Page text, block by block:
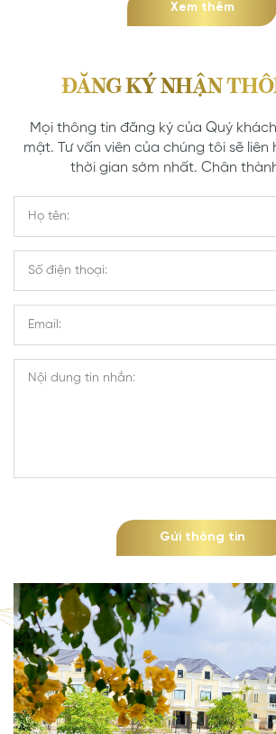
Xem thêm
ĐĂNG KÝ NHẬN
Mọi thông tin đăng ký của Quý
mật. Tư vấn viên của chúng tôi sẽ liên
thời gian sớm nhất. Chân
Gửi thông tin